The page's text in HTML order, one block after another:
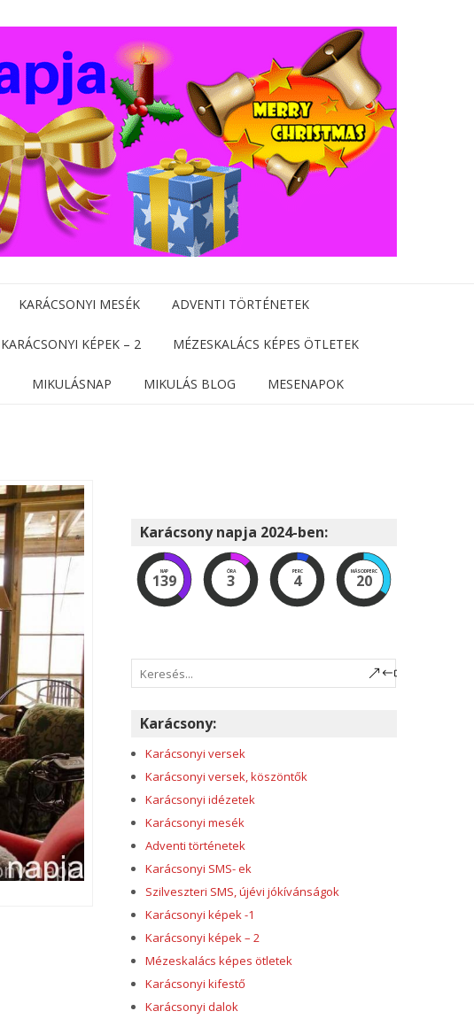
KARÁCSONYI MESÉK ADVENTI TÖRTÉNETEK
KARÁCSONYI KÉPEK – 2 MÉZESKALÁCS KÉPES ÖTLETEK
MIKULÁSNAP MIKULÁS BLOG MESENAPOK
Karácsony napja 2024-ben:
NAP
139
ÓRA
3
PERC
4
MÁSODPERC
19
Karácsony:
Karácsonyi versek
Karácsonyi versek, köszöntők
Karácsonyi idézetek
Karácsonyi mesék
Adventi történetek
Karácsonyi SMS- ek
Szilveszteri SMS, újévi jókívánságok
Karácsonyi képek -1
Karácsonyi képek – 2
Mézeskalács képes ötletek
Karácsonyi kifestő
Karácsonyi dalok